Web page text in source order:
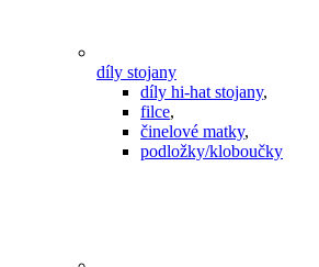
díly stojany
díly hi-hat stojany,
filce,
činelové matky,
podložky/kloboučky